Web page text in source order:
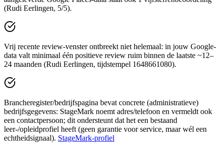
(Rudi Eerlingen, 5/5).
Vrij recente review-venster ontbreekt niet helemaal: in jouw Google-
data valt minimaal één positieve review ruim binnen de laatste ~12–
24 maanden (Rudi Eerlingen, tijdstempel 1648661080).
Brancheregister/bedrijfspagina bevat concrete (administratieve)
bedrijfsgegevens: StageMark noemt adres/telefoon en vermeldt ook
een contactpersoon; dit ondersteunt dat het een bestaand
leer-/opleidprofiel heeft (geen garantie voor service, maar wél een
echtheidsignaal). StageMark-profiel